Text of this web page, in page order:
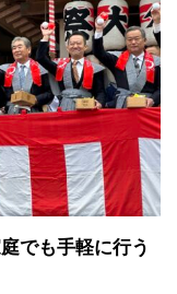
でも手軽に行う